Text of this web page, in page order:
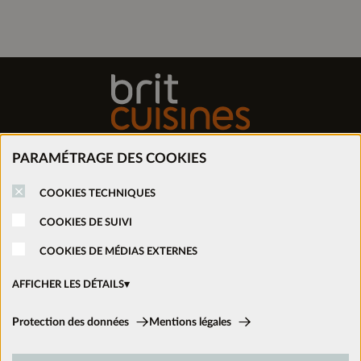
PARAMÉTRAGE DES COOKIES
COOKIES TECHNIQUES
COOKIES DE SUIVI
COOKIES DE MÉDIAS EXTERNES
AFFICHER LES DÉTAILS
Cookies techniques:
Protection des données Mentions légales
Prendre rendez-vous
Ouvrir un magasin